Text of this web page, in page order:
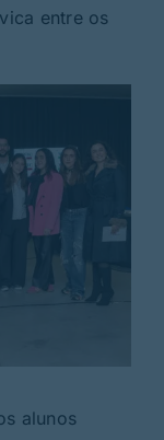
entre os
alunos